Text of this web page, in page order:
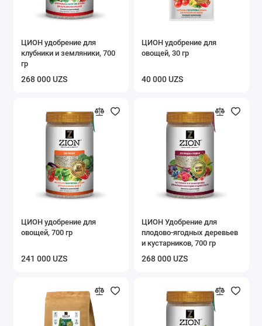
ЦИОН удобрение для
клубники и земляники, 700
гр
268 000 UZS
ЦИОН удобрение для
овощей, 30 гр
40 000 UZS
ЦИОН удобрение для
овощей, 700 гр
241 000 UZS
ЦИОН Удобрение для
плодово-ягодных деревьев
и кустарников, 700 гр
268 000 UZS